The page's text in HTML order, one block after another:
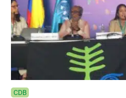
CDB